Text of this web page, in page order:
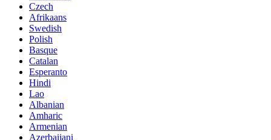
Czech
Afrikaans
Swedish
Polish
Basque
Catalan
Esperanto
Hindi
Lao
Albanian
Amharic
Armenian
Azerbaijani